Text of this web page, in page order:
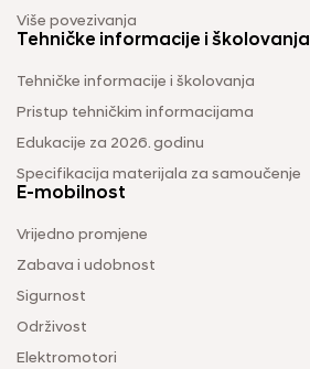
Više povezivanja
Tehničke informacije i školovanja
Tehničke informacije i školovanja
Pristup tehničkim informacijama
Edukacije za 2026. godinu
Specifikacija materijala za samoučenje
E-mobilnost
Vrijedno promjene
Zabava i udobnost
Sigurnost
Održivost
Elektromotori